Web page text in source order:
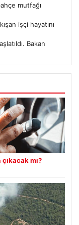
mutfağı
işçi hayatını
Bakan
mı?